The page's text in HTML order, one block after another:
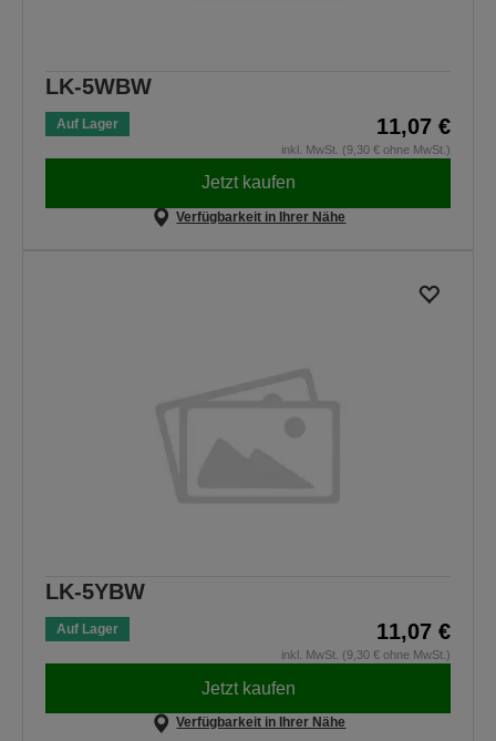
LK-5WBW
Auf Lager 11,07 €
inkl. MwSt. (9,30 € ohne MwSt.)
Jetzt kaufen
Verfügbarkeit in Ihrer Nähe
LK-5YBW
Auf Lager 11,07 €
inkl. MwSt. (9,30 € ohne MwSt.)
Jetzt kaufen
Verfügbarkeit in Ihrer Nähe